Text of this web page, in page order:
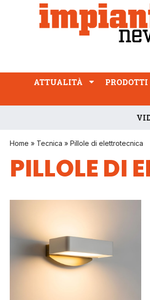
ATTUALITÀ PRODOTTI
PROFESSIONE
ATTUALITÀ PRODOTTI
Home » Tecnica » Pillole di elettrotecnica
PILLOLE DI